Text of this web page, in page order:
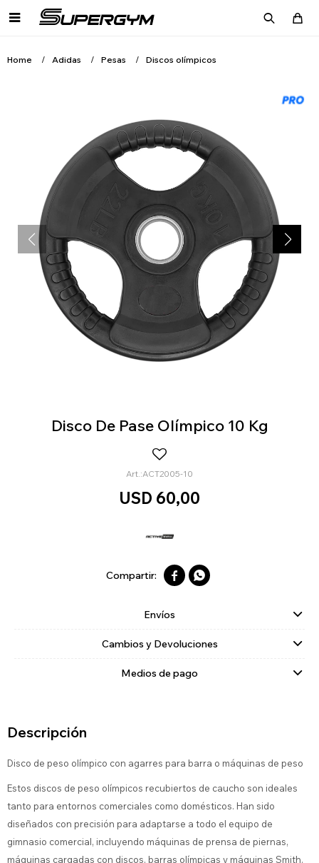

Home Adidas Pesas Discos olímpicos
Disco De Pase Olímpico 10 Kg
ACT2005-10
USD 60,00
 
Envíos
Cambios y Devoluciones
Medios de pago
Descripción
Disco de peso olímpico con agarres para barra o máquinas de peso
Estos discos de peso olímpicos recubiertos de caucho son ideales
tanto para entornos comerciales como domésticos. Han sido
diseñados con precisión para adaptarse a todo el equipo de
gimnasio comercial, incluyendo máquinas de prensa de piernas,
máquinas cargadas con discos, barras olímpicas y máquinas Smith.